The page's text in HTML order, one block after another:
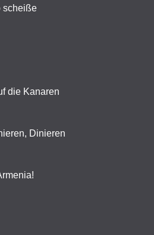
scheiße
die Kanaren
Dinieren